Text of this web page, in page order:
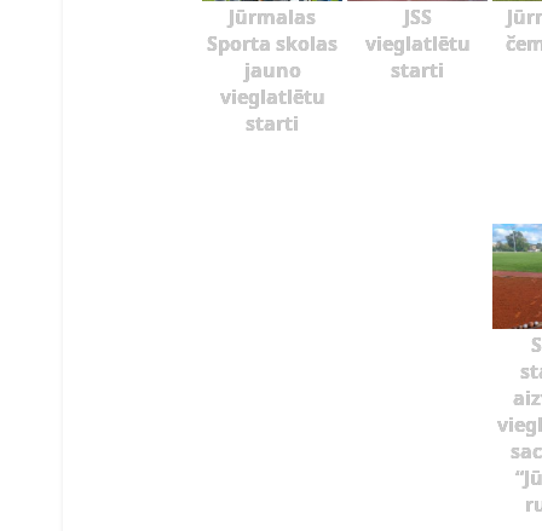
Jūrmalas
Sporta skolas
jauno
vieglatlētu
starti
JSS
vieglatlētu
starti